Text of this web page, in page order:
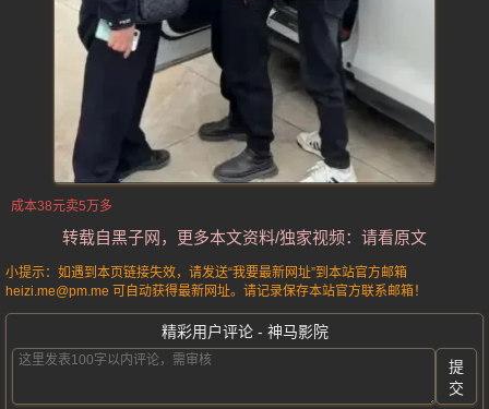
成本38元卖5万多
转载自黑子网，更多本文资料/独家视频：请看原文
小提示：如遇到本页链接失效，请发送“我要最新网址”到本站官方邮箱
heizi.me@pm.me 可自动获得最新网址。请记录保存本站官方联系邮箱！
精彩用户评论 - 神马影院
提
交